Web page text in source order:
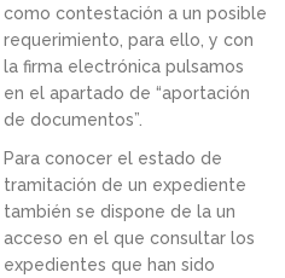
como contestación a un posible
requerimiento, para ello, y con
la firma electrónica pulsamos
en el apartado de “aportación
de documentos”.
Para conocer el estado de
tramitación de un expediente
también se dispone de la un
acceso en el que consultar los
expedientes que han sido